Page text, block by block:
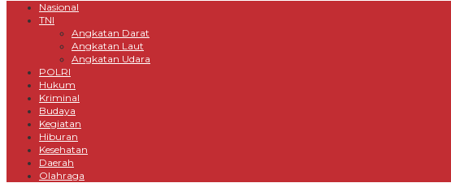
Nasional
TNI
Angkatan Darat
Angkatan Laut
Angkatan Udara
POLRI
Hukum
Kriminal
Budaya
Kegiatan
Hiburan
Kesehatan
Daerah
Olahraga